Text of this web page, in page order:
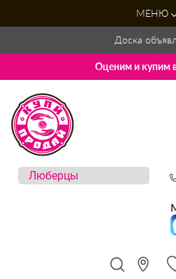
МЕНЮ
Доска
Оценим и купим